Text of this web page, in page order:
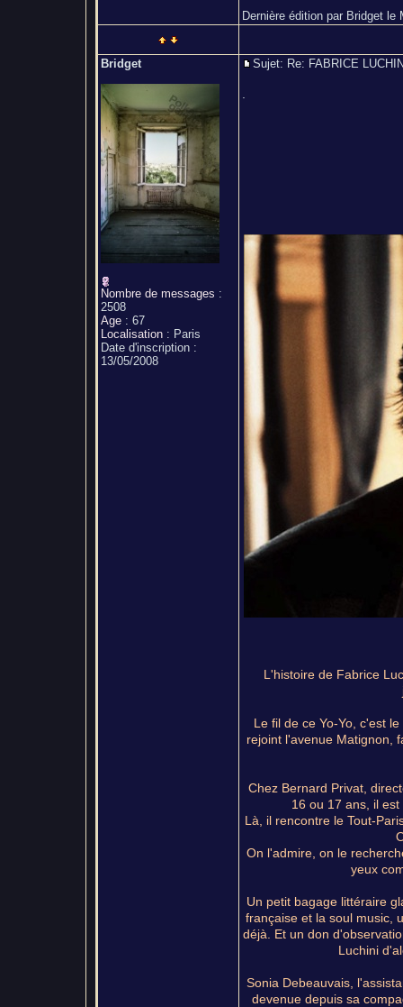
Dernière édition par Bridget
Bridget
Nombre de messages :
2508
Age: 67
Localisation: Paris
Date d'inscription :
13/05/2008
Sujet: Re: FABRICE
L'histoire de Fabrice
Le fil de ce Yo-Yo, c'est
rejoint l'avenue Matignon,
Chez Bernard Privat,
16 ou 17 ans, il
Là, il rencontre le Tout-
On l'admire, on le
yeux
Un petit bagage littéraire
française et la soul music,
déjà. Et un don
Luchini
Sonia Debeauvais,
devenue depuis sa